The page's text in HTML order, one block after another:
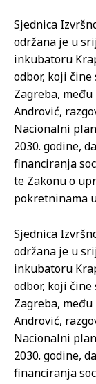
Sjednica
održana je u
inkubatoru
odbor, koji
Zagreba,
Andrović,
Nacionalni
2030. godine,
financiranja
te Zakonu o
pokretninama
Sjednica
održana je u
inkubatoru
odbor, koji
Zagreba,
Andrović,
Nacionalni
2030. godine,
financiranja